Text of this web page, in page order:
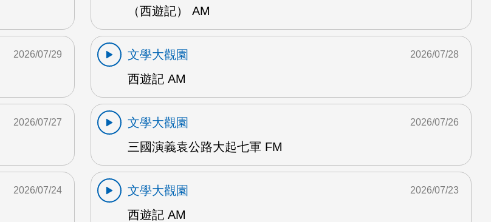
（西遊記） AM
2026/07/29
文學大觀園
西遊記 AM
2026/07/28
2026/07/27
文學大觀園
三國演義袁公路大起七軍 FM
2026/07/26
2026/07/24
文學大觀園
西遊記 AM
2026/07/23